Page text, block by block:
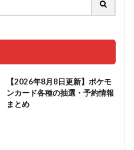
【2026年8月8日更新】ポケモ
ンカード各種の抽選・予約情報
まとめ